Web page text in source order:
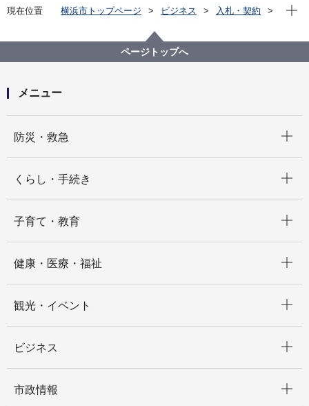
現在位置 横浜市トップページ ビジネス
入札・契約
【入札結果公表】個別支援記録管理システム開発業務
委託（総合評価一般競争入札）
現在
ページトップへ
メニュー
防災・救急
くらし・手続き
子育て・教育
健康・医療・福祉
観光・イベント
ビジネス
市政情報